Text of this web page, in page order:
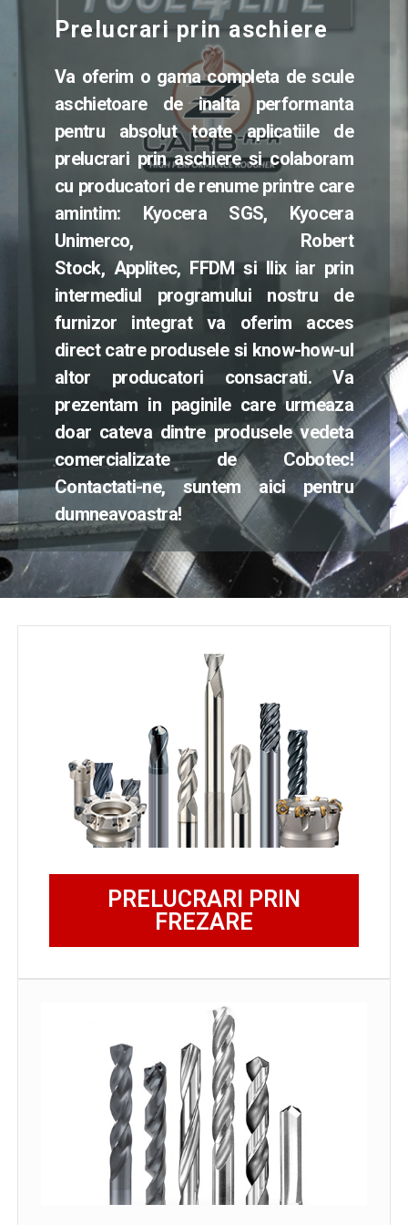
Prelucrari prin aschiere
Va oferim o gama completa de scule
aschietoare de inalta performanta
pentru absolut toate aplicatiile de
prelucrari prin aschiere si colaboram
cu producatori de renume printre care
amintim: Kyocera SGS, Kyocera
Unimerco, Robert
Stock, Applitec, FFDM si Ilix iar prin
intermediul programului nostru de
furnizor integrat va oferim acces
direct catre produsele si know-how-ul
altor producatori consacrati.Va
prezentam in paginile care urmeaza
doar cateva dintre produsele vedeta
comercializate de Cobotec!
Contactati-ne, suntem aici pentru
dumneavoastra!
PRELUCRARI PRIN
FREZARE